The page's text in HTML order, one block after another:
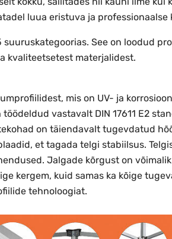
luua eristuva ja professionaalse
See on loodud
kvaliteetsetest materjalidest.
mis on UV- ja
vastavalt DIN 17611 E2
on täiendavalt tugevdatud
et tagada telgi stabiilsus.
Jalgade kõrgust on
kergem, kuid samas ka kõige
tehnoloogiat.